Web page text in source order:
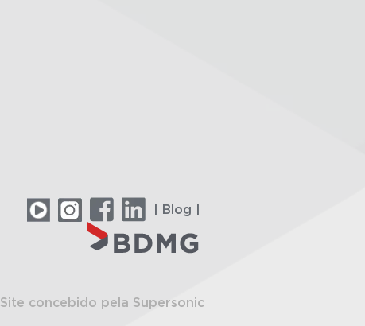
| Blog |
Site concebido pela Supersonic